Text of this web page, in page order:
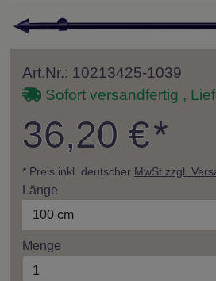
Art.Nr.: 10213425-1039
Sofort versandfertig ,
36,20 €*
* Preis inkl. deutscher MwSt zzgl.
Länge
100 cm
Menge